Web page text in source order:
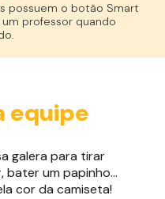
possuem o botão Smart
professor quando
equipe
galera para tirar
bater um papinho...
cor da camiseta!